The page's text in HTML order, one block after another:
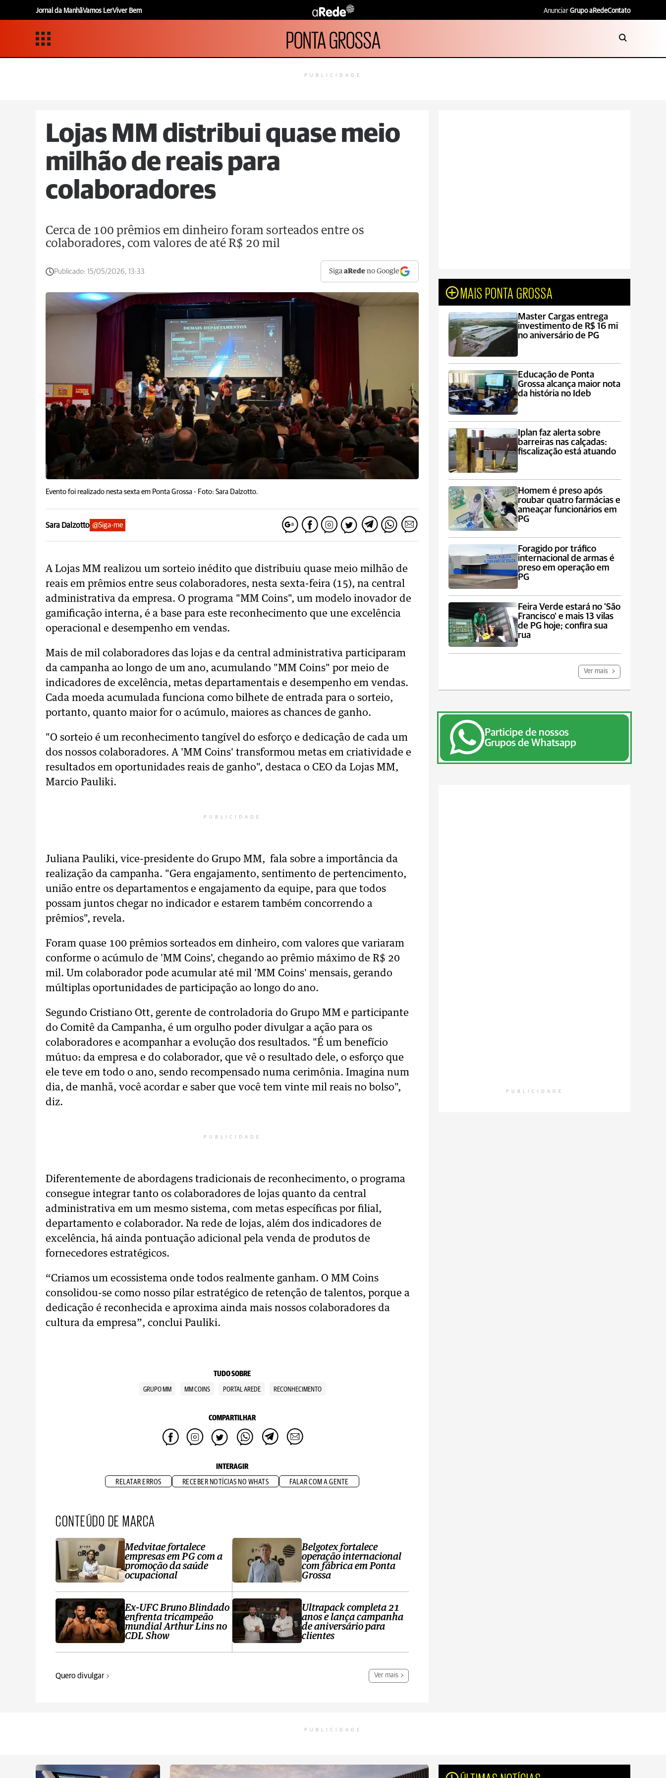
Jornal da ManhãVamos LerViver Bem Anunciar Grupo aRedeContato
PONTA GROSSA
PUBLICIDADE
Lojas MM distribui quase meio
milhão de reais para
colaboradores
Cerca de 100 prêmios em dinheiro foram sorteados entre os
colaboradores, com valores de até R$ 20 mil
Publicado: 15/05/2026, 13:33 SigaaRede no Google
Evento foi realizado nesta sexta em Ponta Grossa - Foto: Sara Dalzotto.
Sara Dalzotto @Siga-me
A Lojas MM realizou um sorteio inédito que distribuiu quase meio milhão de
reais em prêmios entre seus colaboradores, nesta sexta-feira (15), na central
administrativa da empresa. O programa "MM Coins", um modelo inovador de
gamificação interna, é a base para este reconhecimento que une excelência
operacional e desempenho em vendas.
Mais de mil colaboradores das lojas e da central administrativa participaram
da campanha ao longo de um ano, acumulando "MM Coins" por meio de
indicadores de excelência, metas departamentais e desempenho em vendas.
Cada moeda acumulada funciona como bilhete de entrada para o sorteio,
portanto, quanto maior for o acúmulo, maiores as chances de ganho.
"O sorteio é um reconhecimento tangível do esforço e dedicação de cada um
dos nossos colaboradores. A 'MM Coins' transformou metas em criatividade e
resultados em oportunidades reais de ganho", destaca o CEO da Lojas MM,
Marcio Pauliki.
PUBLICIDADE
Juliana Pauliki, vice-presidente do Grupo MM, fala sobre a importância da
realização da campanha. "Gera engajamento, sentimento de pertencimento,
união entre os departamentos e engajamento da equipe, para que todos
possam juntos chegar no indicador e estarem também concorrendo a
prêmios", revela.
Foram quase 100 prêmios sorteados em dinheiro, com valores que variaram
conforme o acúmulo de 'MM Coins', chegando ao prêmio máximo de R$ 20
mil. Um colaborador pode acumular até mil 'MM Coins' mensais, gerando
múltiplas oportunidades de participação ao longo do ano.
Segundo Cristiano Ott, gerente de controladoria do Grupo MM e participante
do Comitê da Campanha, é um orgulho poder divulgar a ação para os
colaboradores e acompanhar a evolução dos resultados. "É um benefício
mútuo: da empresa e do colaborador, que vê o resultado dele, o esforço que
ele teve em todo o ano, sendo recompensado numa cerimônia. Imagina num
dia, de manhã, você acordar e saber que você tem vinte mil reais no bolso",
diz.
PUBLICIDADE
Diferentemente de abordagens tradicionais de reconhecimento, o programa
consegue integrar tanto os colaboradores de lojas quanto da central
administrativa em um mesmo sistema, com metas específicas por filial,
departamento e colaborador. Na rede de lojas, além dos indicadores de
excelência, há ainda pontuação adicional pela venda de produtos de
fornecedores estratégicos.
“Criamos um ecossistema onde todos realmente ganham. O MM Coins
consolidou-se como nosso pilar estratégico de retenção de talentos, porque a
dedicação é reconhecida e aproxima ainda mais nossos colaboradores da
cultura da empresa”, conclui Pauliki.
TUDO SOBRE
GRUPO MM MM COINS PORTAL AREDE RECONHECIMENTO
COMPARTILHAR
INTERAGIR
RELATAR ERROS RECEBER NOTÍCIAS NO WHATS FALAR COM A GENTE
CONTEÚDO DE MARCA
Medvitae fortalece
empresas em PG com a
promoção da saúde
ocupacional
Ex-UFC Bruno Blindado
enfrenta tricampeão
mundial Arthur Lins no
CDL Show
Belgotex fortalece
operação internacional
com fábrica em Ponta
Grossa
Ultrapack completa 21
anos e lança campanha
de aniversário para
clientes
Quero divulgar Ver mais
MAIS PONTA GROSSA
Master Cargas entrega
investimento de R$ 16 mi
no aniversário de PG
Educação de Ponta
Grossa alcança maior nota
da história no Ideb
Iplan faz alerta sobre
barreiras nas calçadas:
fiscalização está atuando
Homem é preso após
roubar quatro farmácias e
ameaçar funcionários em
PG
Foragido por tráfico
internacional de armas é
preso em operação em
PG
Feira Verde estará no 'São
Francisco' e mais 13 vilas
de PG hoje; confira sua
rua
Ver mais
Participe de nossos
Grupos de Whatsapp
PUBLICIDADE
PUBLICIDADE